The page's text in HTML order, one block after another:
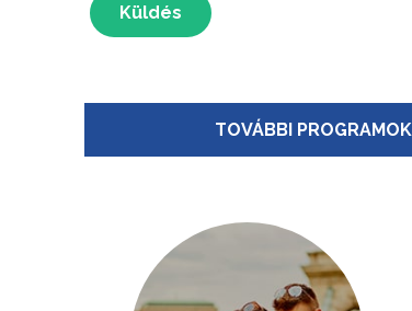
Küldés
TOVÁBBI